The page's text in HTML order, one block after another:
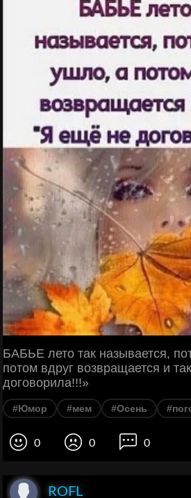
БАБЬЕ лето так называется,
потом вдруг возвращается и
договорила!!!»
#Юмор #мем #Осень
0 0 0
ROFL